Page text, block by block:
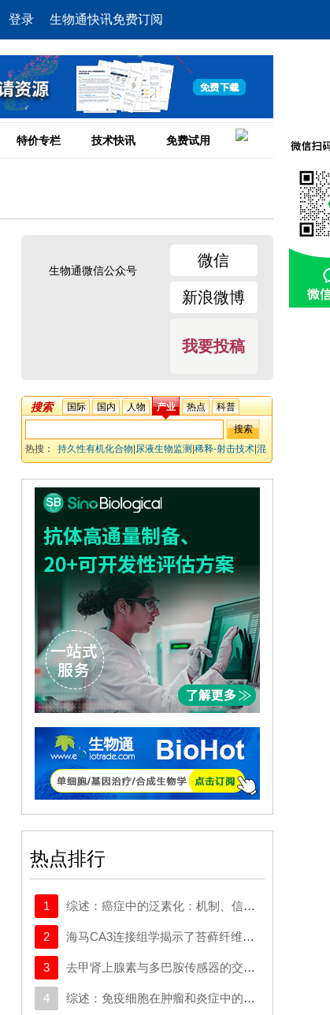
登录 生物通快讯免费订阅
特价专栏 技术快讯 免费试用
生物通微信公众号
微信
新浪微博
我要投稿
搜索 国际 国内 人物 产业 热点 科普
热搜： 持久性有机化合物 尿液生物监测 稀释-射击技术 混
物质|暴露评估
热点排行
1 综述：癌症中的泛素化：机制、信号网络及潜在的治疗机会
2 海马CA3连接组学揭示了苔藓纤维输入梯度及对锥体细胞的选择性前馈抑制
3 去甲肾上腺素与多巴胺传感器的交叉反应取决于局部神经支配密度
4 综述：免疫细胞在肿瘤和炎症中的迁移：分子机制与治疗靶点